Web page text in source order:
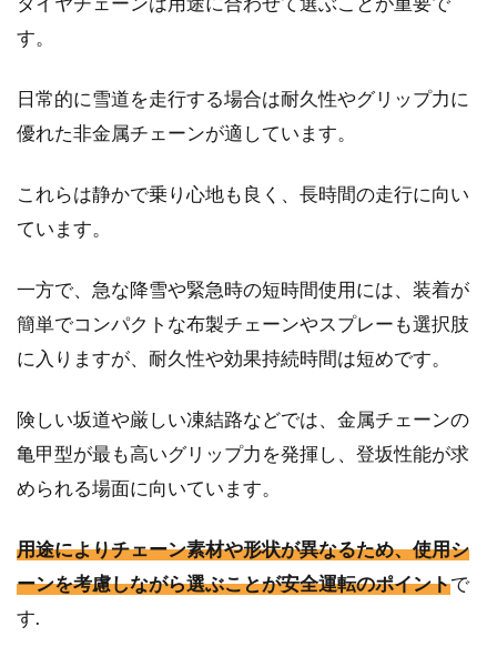
す。
日常的に雪道を走行する場合は耐久性やグリップ力に
優れた非金属チェーンが適しています。
これらは静かで乗り心地も良く、長時間の走行に向い
ています。
一方で、急な降雪や緊急時の短時間使用には、装着が
簡単でコンパクトな布製チェーンやスプレーも選択肢
に入りますが、耐久性や効果持続時間は短めです。
険しい坂道や厳しい凍結路などでは、金属チェーンの
亀甲型が最も高いグリップ力を発揮し、登坂性能が求
められる場面に向いています。
用途によりチェーン素材や形状が異なるため、使用シ
ーンを考慮しながら選ぶことが安全運転のポイントで
す.